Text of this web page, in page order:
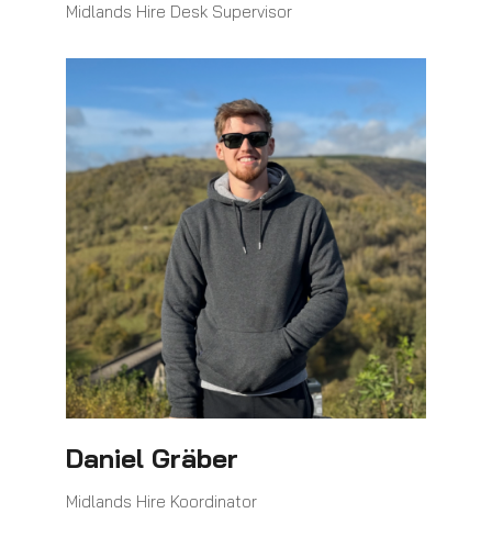
Midlands Hire Desk Supervisor
Daniel Gräber
Midlands Hire Koordinator